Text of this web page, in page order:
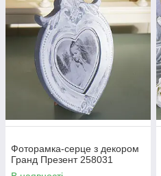
Фоторамка-серце з декором
Гранд Презент 258031